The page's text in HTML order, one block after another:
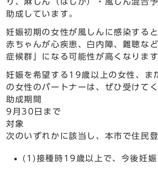
助成しています。
妊娠初期の女性が風しんに感染する
赤ちゃんが心疾患、白内障、難聴な
症候群」になる可能性が高くなります
妊娠を希望する19歳以上の女性、ま
の女性のパートナーは、ぜひ受けてく
助成期間
9月30日まで
対象
次のいずれかに該当し、本市で住民
(1)接種時19歳以上で、今後妊娠